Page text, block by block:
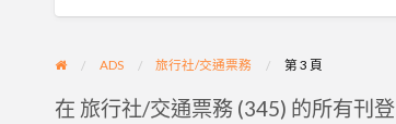
ADS 旅行社/交通票務 第 3 頁
在 旅行社/交通票務 (345) 的所有刊登